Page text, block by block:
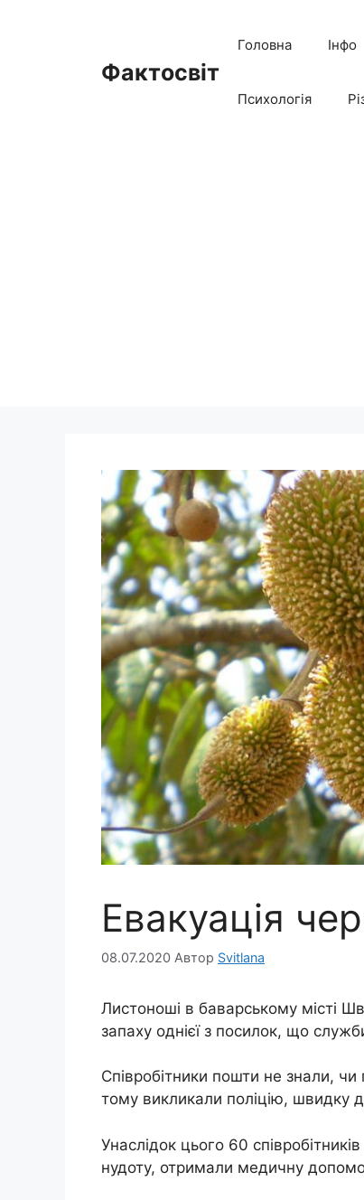
Фактосвіт
Головна Інфо
Психологія
Евакуація
08.07.2020 Автор Svitlana
Листоноші в баварському місті
запаху однієї з посилок, що
Співробітники пошти не знали,
тому викликали поліцію, швидку
Унаслідок цього 60
нудоту, отримали медичну